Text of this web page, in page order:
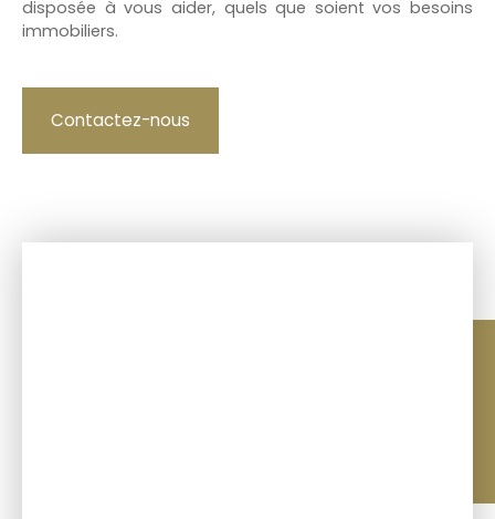
disposée à vous aider, quels que soient vos besoins
immobiliers.
Contactez-nous